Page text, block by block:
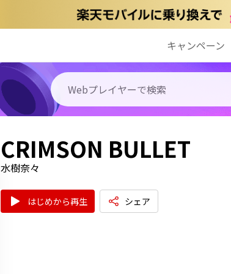
キャンペーン
CRIMSON BULLET
水樹奈々
はじめから再生 シェア